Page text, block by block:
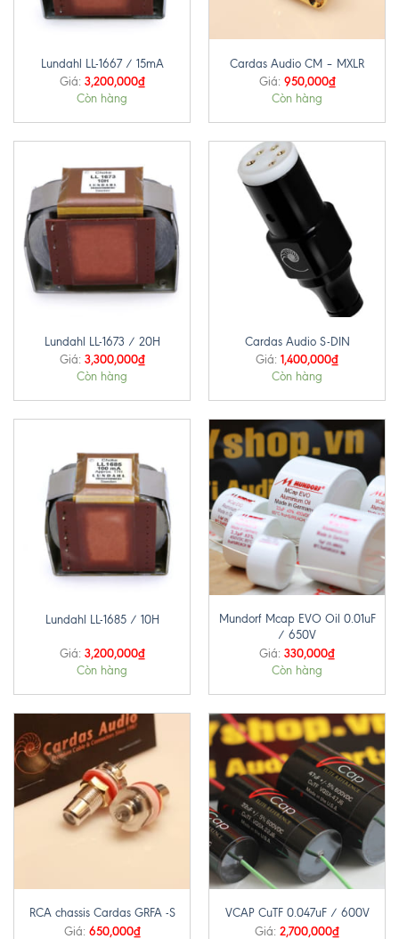
Lundahl LL-1667 / 15mA
Giá: 3,200,000₫
Còn hàng
Cardas Audio CM – MXLR
Giá: 950,000₫
Còn hàng
Lundahl LL-1673 / 20H
Giá: 3,300,000₫
Còn hàng
Cardas Audio S-DIN
Giá: 1,400,000₫
Còn hàng
Lundahl LL-1685 / 10H
Giá: 3,200,000₫
Còn hàng
Mundorf Mcap EVO Oil 0.01uF
/ 650V
Giá: 330,000₫
Còn hàng
RCA chassis Cardas GRFA -S
Giá: 650,000₫
VCAP CuTF 0.047uF / 600V
Giá: 2,700,000₫